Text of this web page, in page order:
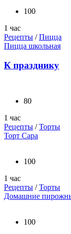
100
1 час
Рецепты /Пицца
Пицца школьная
К празднику
80
1 час
Рецепты /Торты
Торт Сара
100
1 час
Рецепты /Торты
Домашние
100